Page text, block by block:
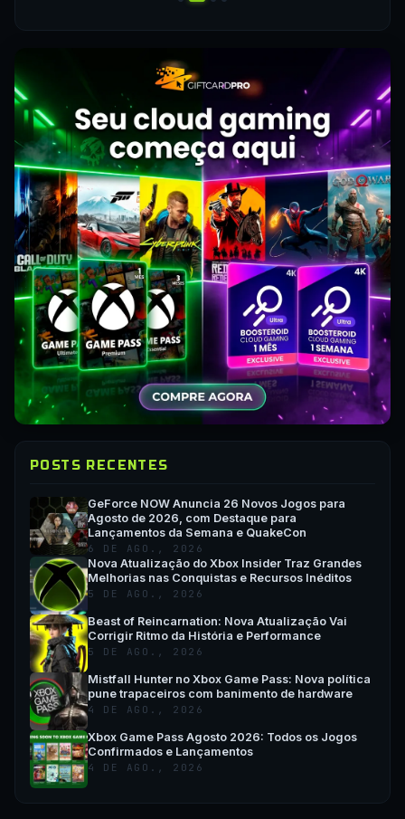
POSTS RECENTES
GeForce NOW Anuncia 26 Novos Jogos para
Agosto de 2026, com Destaque para
Lançamentos da Semana e QuakeCon
6 DE AGO., 2026
Nova Atualização do Xbox Insider Traz Grandes
Melhorias nas Conquistas e Recursos Inéditos
5 DE AGO., 2026
Beast of Reincarnation: Nova Atualização Vai
Corrigir Ritmo da História e Performance
5 DE AGO., 2026
Mistfall Hunter no Xbox Game Pass: Nova política
pune trapaceiros com banimento de hardware
4 DE AGO., 2026
Xbox Game Pass Agosto 2026: Todos os Jogos
Confirmados e Lançamentos
4 DE AGO., 2026